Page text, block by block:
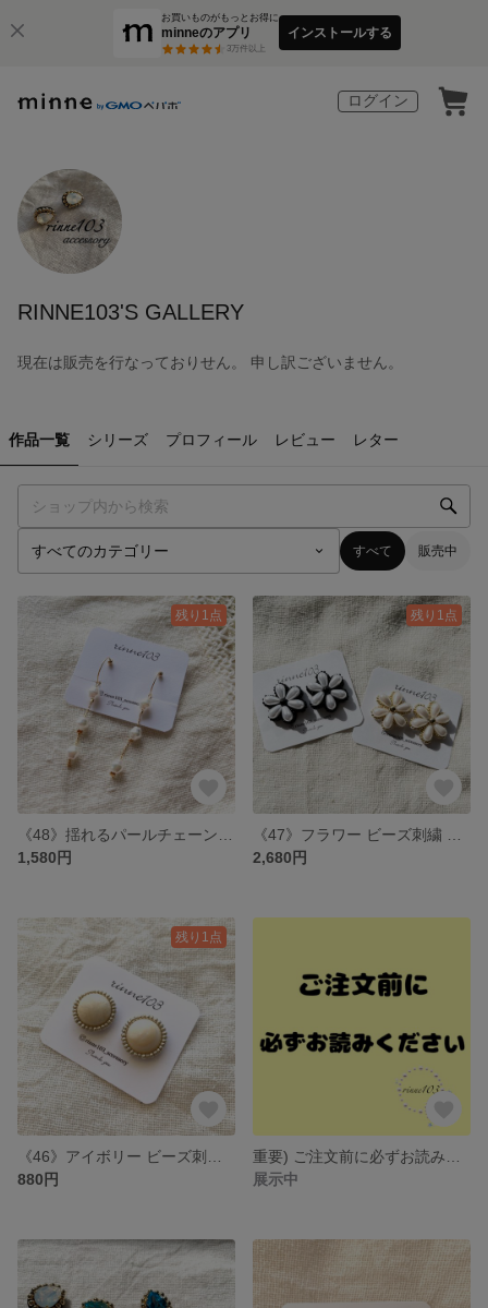
お買いものがもっとお得に
minneのアプリ
3万件以上
インストールする
ログイン
RINNE103'S GALLERY
現在は販売を行なっておりせん。 申し訳ございません。
作品一覧 シリーズ プロフィール レビュー レター
すべて 販売中
残り1点
1,580円
残り1点
2,680円
残り1点
880円
展示中